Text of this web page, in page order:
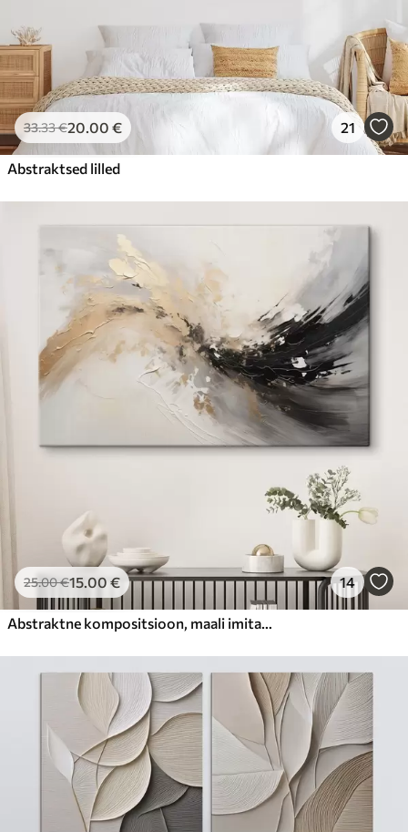
33.33€20.00 € 21
Abstraktsed lilled
25.00€15.00 € 14
Abstraktne kompositsioon, maali imitatsioon